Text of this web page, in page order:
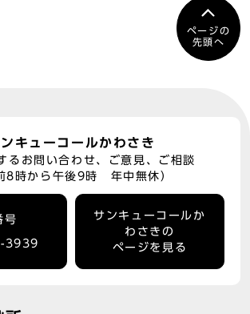
ページの
先頭へ
キューコールかわさき
るお問い合わせ、ご意見、ご相談
8時から午後9時 年中無休）
号
3939
サンキューコールか
わさきの
ページを見る